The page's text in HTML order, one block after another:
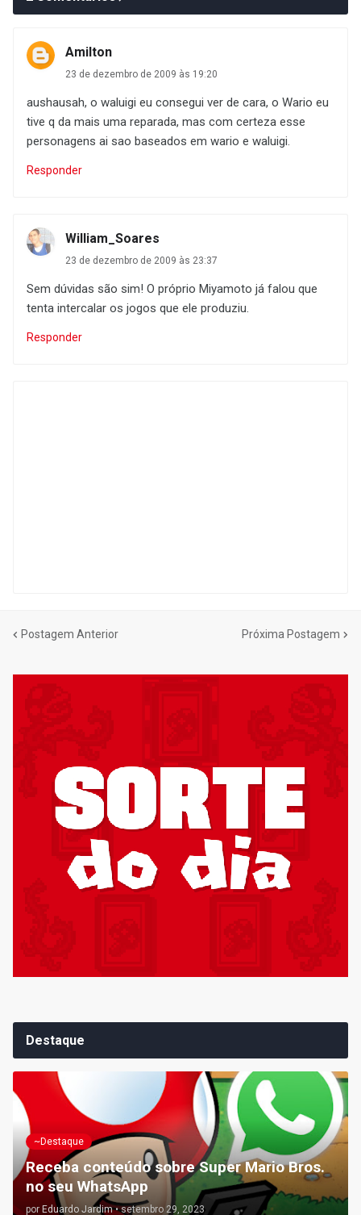
Amilton
23 de dezembro de 2009 às 19:20
aushausah, o waluigi eu consegui ver de cara, o Wario eu
tive q da mais uma reparada, mas com certeza esse
personagens ai sao baseados em wario e waluigi.
Responder
William_Soares
23 de dezembro de 2009 às 23:37
Sem dúvidas são sim! O próprio Miyamoto já falou que
tenta intercalar os jogos que ele produziu.
Responder
Postagem Anterior Próxima Postagem
Destaque
~Destaque
Receba conteúdo sobre Super Mario Bros.
no seu WhatsApp
por Eduardo Jardim • setembro 29, 2023